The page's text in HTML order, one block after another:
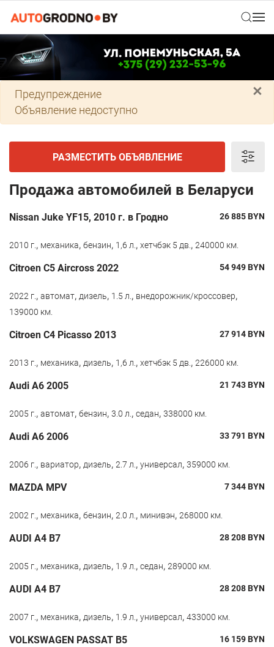
×
Предупреждение
Объявление недоступно
РАЗМЕСТИТЬ ОБЪЯВЛЕНИЕ
Продажа автомобилей в Беларуси
Nissan Juke YF15, 2010 г. в Гродно 26 885BYN
2010 г., механика, бензин, 1,6 л., хетчбэк 5 дв., 240000 км.
Citroen С5 Aircross 2022 54 949BYN
2022 г., автомат, дизель, 1.5 л., внедорожник/кроссовер,
139000 км.
Citroen C4 Picasso 2013 27 914BYN
2013 г., механика, дизель, 1,6 л., хетчбэк 5 дв., 226000 км.
Audi A6 2005 21 743BYN
2005 г., автомат, бензин, 3.0 л., седан, 338000 км.
Audi A6 2006 33 791 BYN
2006 г., вариатор, дизель, 2.7 л., универсал, 359000 км.
MAZDA MPV 7 344BYN
2002 г., механика, бензин, 2.0 л., минивэн, 268000 км.
AUDI A4 B7 28 208BYN
2005 г., механика, дизель, 1.9 л., седан, 289000 км.
AUDI A4 B7 28 208BYN
2007 г., механика, дизель, 1.9 л., универсал, 433000 км.
VOLKSWAGEN PASSAT B5 16 159BYN